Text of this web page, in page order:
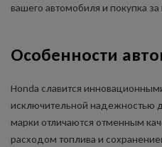
вашего автомобиля и покупка
Особенности
Honda славится
исключительной надежностью
марки отличаются отменным
расходом топлива и